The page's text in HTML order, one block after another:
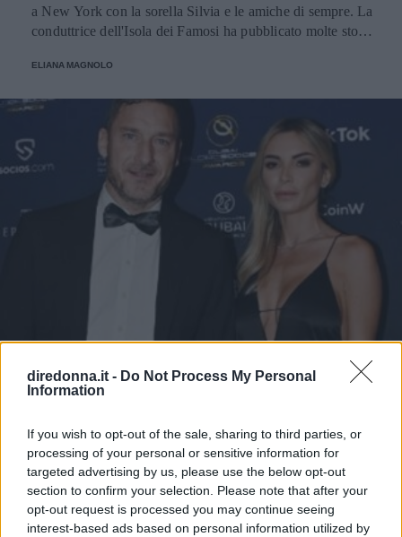
diredonna.it - Do Not Process My Personal
Information
If you wish to opt-out of the sale, sharing to third parties, or
processing of your personal or sensitive information for
targeted advertising by us, please use the below opt-out
section to confirm your selection. Please note that after your
opt-out request is processed you may continue seeing
interest-based ads based on personal information utilized by
a New York con la sorella Silvia e le amiche di sempre. La
conduttrice dell'Isola dei Famosi ha pubblicato molte storie
suoi numerosi follower.
ELIANA MAGNOLO
GOSSIP ITALIANO